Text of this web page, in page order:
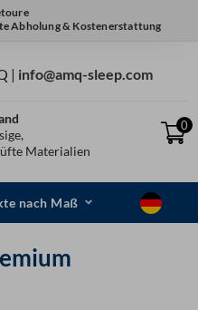
Abholung & Kostenerstattung
| info@amq-sleep.com
Materialien
0
nach Maß